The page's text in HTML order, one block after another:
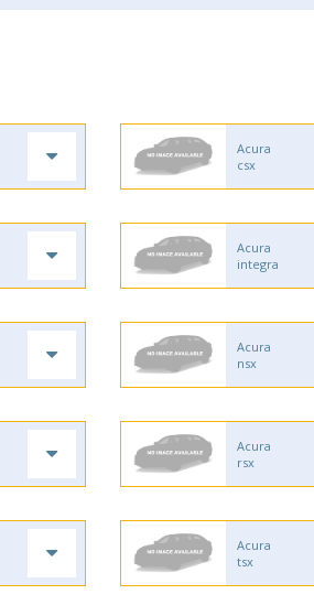
Acura
csx
Acura
integra
Acura
nsx
Acura
rsx
Acura
tsx